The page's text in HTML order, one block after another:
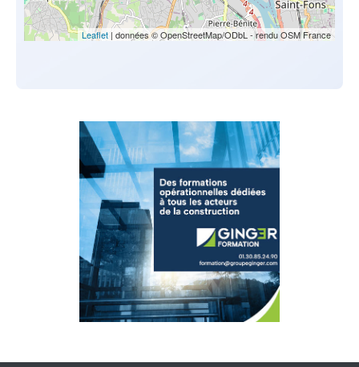
Leaflet | données © OpenStreetMap/ODbL - rendu OSM France